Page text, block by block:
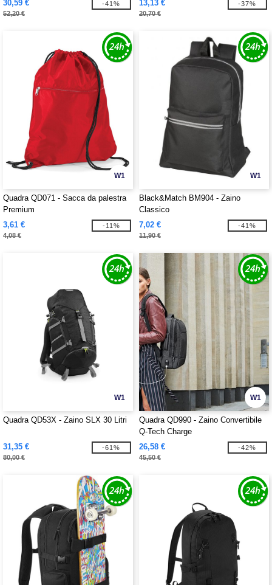
30,59 €
52,20 €
-41% 13,13 €
20,70 €
-37%
W1
Quadra QD071 - Sacca da palestra
Premium
3,61 €
4,08 €
-11%
W1
Black&Match BM904 - Zaino
Classico
7,02 €
11,90 €
-41%
W1
Quadra QD53X - Zaino SLX 30 Litri
31,35 €
80,00 €
-61%
W1
Quadra QD990 - Zaino Convertibile
Q-Tech Charge
26,58 €
45,50 €
-42%